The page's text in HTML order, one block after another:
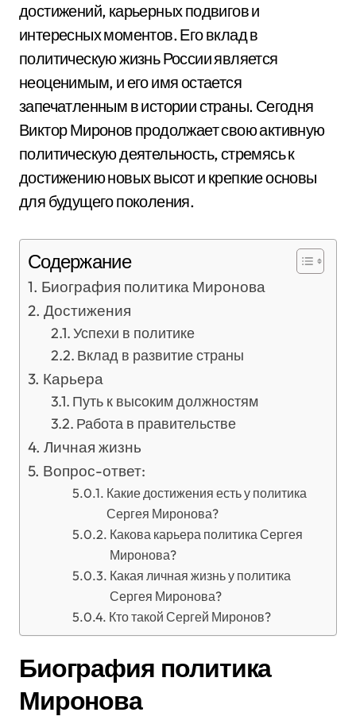
достижений, карьерных подвигов и
интересных моментов. Его вклад в
политическую жизнь России является
неоценимым, и его имя остается
запечатленным в истории страны. Сегодня
Виктор Миронов продолжает свою активную
политическую деятельность, стремясь к
достижению новых высот и крепкие основы
для будущего поколения.
Содержание
Биография политика Миронова
Достижения
Успехи в политике
Вклад в развитие страны
Карьера
Путь к высоким должностям
Работа в правительстве
Личная жизнь
Вопрос-ответ:
Какие достижения есть у политика
Сергея Миронова?
Какова карьера политика Сергея
Миронова?
Какая личная жизнь у политика
Сергея Миронова?
Кто такой Сергей Миронов?
Биография политика
Миронова